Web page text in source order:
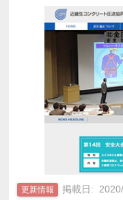
更新情報